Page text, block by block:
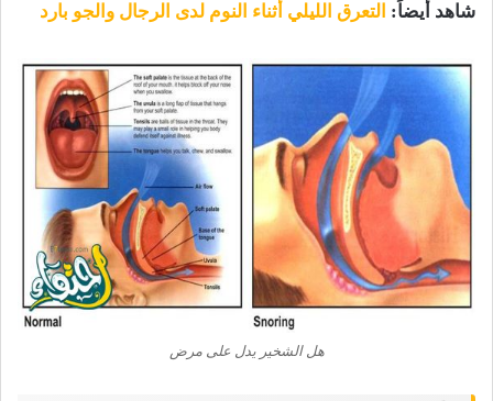
شاهد أيضاً: التعرق الليلي أثناء النوم لدى الرجال والجو بارد
هل الشخير يدل على مرض